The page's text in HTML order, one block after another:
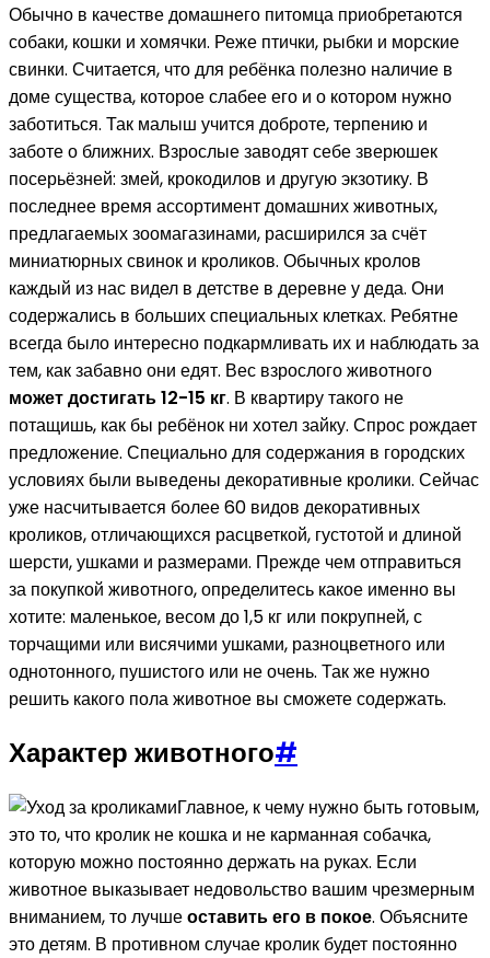
Обычно в качестве домашнего питомца приобретаются
собаки, кошки и хомячки. Реже птички, рыбки и морские
свинки. Считается, что для ребёнка полезно наличие в
доме существа, которое слабее его и о котором нужно
заботиться. Так малыш учится доброте, терпению и
заботе о ближних. Взрослые заводят себе зверюшек
посерьёзней: змей, крокодилов и другую экзотику. В
последнее время ассортимент домашних животных,
предлагаемых зоомагазинами, расширился за счёт
миниатюрных свинок и кроликов. Обычных кролов
каждый из нас видел в детстве в деревне у деда. Они
содержались в больших специальных клетках. Ребятне
всегда было интересно подкармливать их и наблюдать за
тем, как забавно они едят. Вес взрослого животного
может достигать 12-15 кг. В квартиру такого не
потащишь, как бы ребёнок ни хотел зайку. Спрос рождает
предложение. Специально для содержания в городских
условиях были выведены декоративные кролики. Сейчас
уже насчитывается более 60 видов декоративных
кроликов, отличающихся расцветкой, густотой и длиной
шерсти, ушками и размерами. Прежде чем отправиться
за покупкой животного, определитесь какое именно вы
хотите: маленькое, весом до 1,5 кг или покрупней, с
торчащими или висячими ушками, разноцветного или
однотонного, пушистого или не очень. Так же нужно
решить какого пола животное вы сможете содержать.
Характер животного#
Главное, к чему нужно быть готовым,
это то, что кролик не кошка и не карманная собачка,
которую можно постоянно держать на руках. Если
животное выказывает недовольство вашим чрезмерным
вниманием, то лучшеоставить его в покое. Объясните
это детям. В противном случае кролик будет постоянно